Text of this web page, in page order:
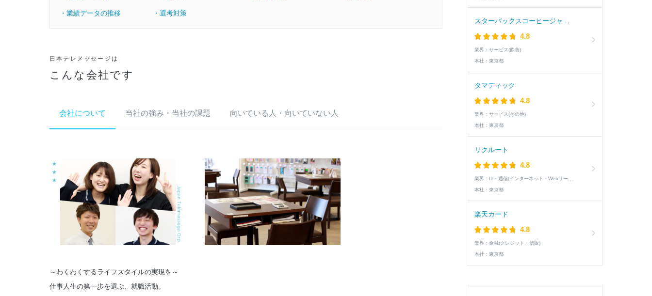
・業績データの推移 ・選考対策
日本テレメッセージは
こんな会社です
会社について 当社の強み・当社の課題 向いている人・向いていない人
～わくわくするライフスタイルの実現を～
仕事人生の第一歩を選ぶ、就職活動。
4.8
業界： サービス(飲食)
本社： 東京都
タマディック
4.8
業界： サービス(その他)
本社： 東京都
リクルート
4.8
業界：
本社： 東京都
楽天カード
4.8
業界： 金融(クレジット・信販)
本社： 東京都